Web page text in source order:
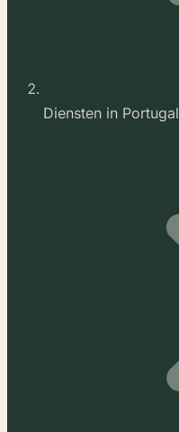
Diensten in Portugal